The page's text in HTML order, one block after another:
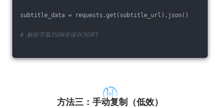
subtitle_data = requests.get(subtitle_url).json()
# 解析字幕JSON并保存为SRT
方法三：手动复制（低效）